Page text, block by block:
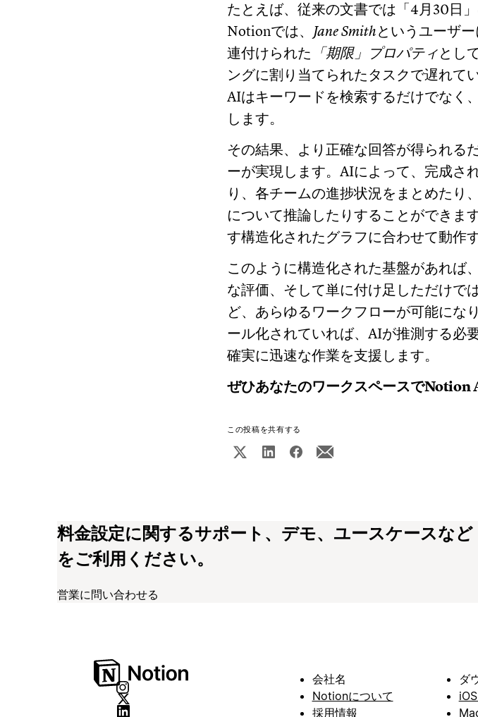
たとえば、従来の文書では「4月30日
Notionでは、 Jane Smithというユーザ
連付けられた 「期限」プロパティとし
ングに割り当てられたタスクで遅れて
AIはキーワードを検索するだけでなく
します。
その結果、より正確な回答が得られる
ーが実現します。AIによって、完成さ
り、各チームの進捗状況をまとめたり
について推論したりすることができま
す構造化されたグラフに合わせて動作
このように構造化された基盤があれば
な評価、そして単に付け足しただけで
ど、あらゆるワークフローが可能にな
ール化されていれば、AIが推測する必
確実に迅速な作業を支援します。
ぜひあなたのワークスペースでNotion
この投稿を共有する
料金設定に関するサポート、デモ、ユースケースなど
をご利用ください。
営業に問い合わせる
会社名
Notionについて
採用情報
ダ